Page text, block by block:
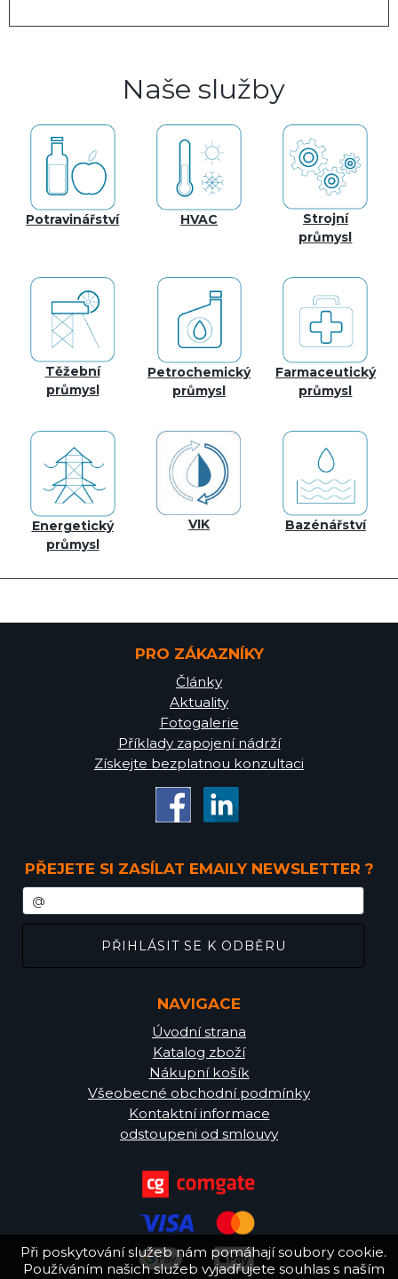
Naše služby
Potravinářství HVAC
Strojní
průmysl
Těžební
průmysl
Petrochemický
průmysl
Farmaceutický
průmysl
Energetický
průmysl
VIK Bazénářství
PRO ZÁKAZNÍKY
Články
Aktuality
Fotogalerie
Příklady zapojení nádrží
Získejte bezplatnou konzultaci
PŘEJETE SI ZASÍLAT EMAILY NEWSLETTER ?
NAVIGACE
Úvodní strana
Katalog zboží
Nákupní košík
Všeobecné obchodní podmínky
Kontaktní informace
odstoupeni od smlouvy
Při poskytování služeb nám pomáhají soubory cookie.
Používáním našich služeb vyjadřujete souhlas s naším